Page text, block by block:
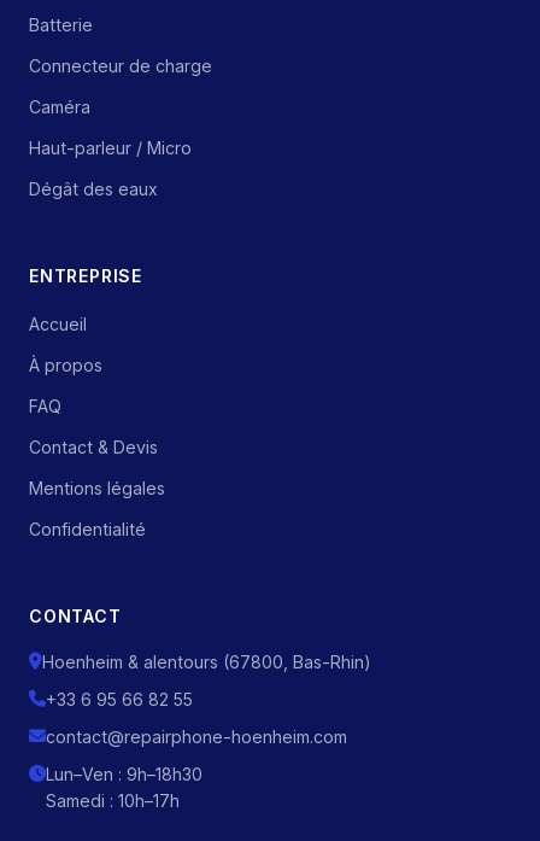
Batterie
Connecteur de charge
Caméra
Haut-parleur / Micro
Dégât des eaux
ENTREPRISE
Accueil
À propos
FAQ
Contact & Devis
Mentions légales
Confidentialité
CONTACT
Hoenheim & alentours (67800, Bas-Rhin)
+33 6 95 66 82 55
contact@repairphone-hoenheim.com
Lun–Ven : 9h–18h30
Samedi : 10h–17h